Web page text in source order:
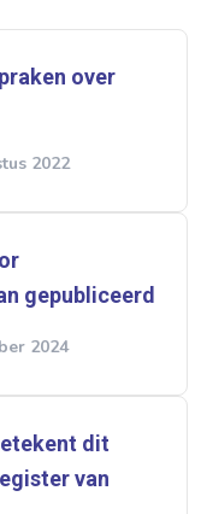
over
2022
gepubliceerd
2024
dit
van